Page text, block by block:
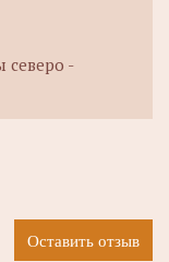
северо -
Оставить отзыв